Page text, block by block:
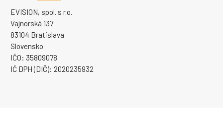
EVISION, spol. s r.o.
Vajnorská 137
83104 Bratislava
Slovensko
IČO: 35809078
IČ DPH (DIČ): 2020235932